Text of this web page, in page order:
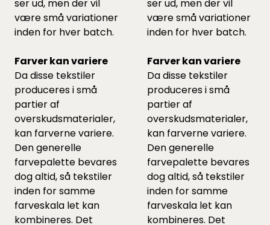
ser ud, men der vil
være små variationer
inden for hver batch.
Farver kan variere
Da disse tekstiler
produceres i små
partier af
overskudsmaterialer,
kan farverne variere.
Den generelle
farvepalette bevares
dog altid, så tekstiler
inden for samme
farveskala let kan
kombineres. Det
ser ud, men der vil
være små variationer
inden for hver batch.
Farver kan variere
Da disse tekstiler
produceres i små
partier af
overskudsmaterialer,
kan farverne variere.
Den generelle
farvepalette bevares
dog altid, så tekstiler
inden for samme
farveskala let kan
kombineres. Det